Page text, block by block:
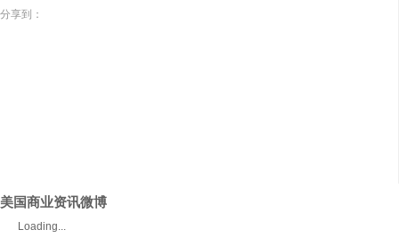
分享到：
美国商业资讯微博
Loading...